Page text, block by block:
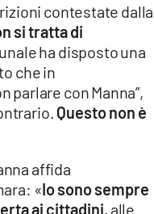
contestate dalla
si tratta di
ha disposto una
che in
parlare con Manna”,
Questo non è
affida
«Io sono sempre
ai cittadini, alle